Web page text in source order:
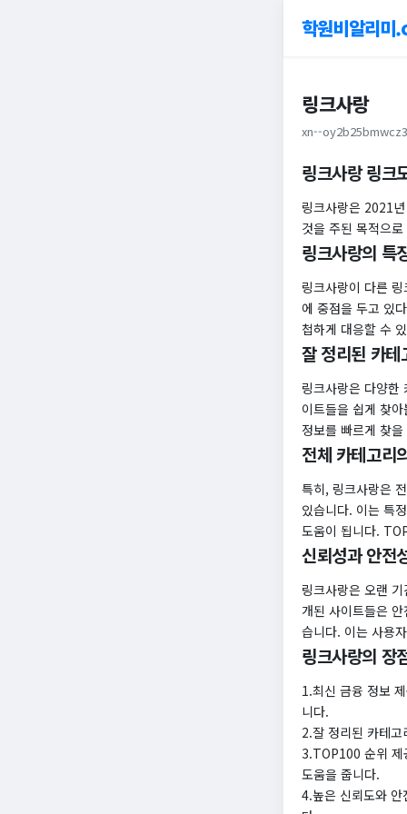
학원비알리미
링크사랑
xn--
링크사랑 링크
링크사랑은 2021
것을 주된 목적으
링크사랑의 특
링크사랑이 다른
에 중점을 두고 있
첩하게 대응할 수
잘 정리된 카테
링크사랑은 다양한
이트들을 쉽게 찾
정보를 빠르게 찾
전체 카테고리
특히, 링크사랑은
있습니다. 이는 특
도움이 됩니다.
신뢰성과 안전
링크사랑은 오랜
개된 사이트들은
습니다. 이는 사용
링크사랑의 장
1.최신 금융 정보
니다.
2.잘 정리된 카테
3.TOP100 순위 제
도움을 줍니다.
4.높은 신뢰도와